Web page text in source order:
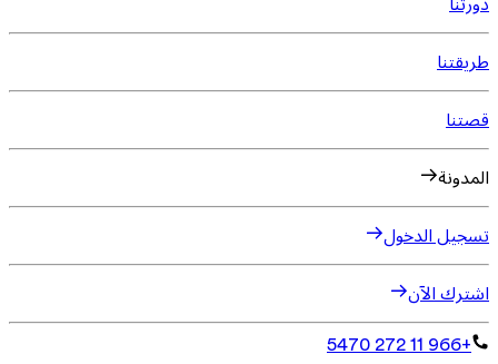
دورتنا
طريقتنا
قصتنا
المدونة
تسجيل الدخول
اشترك الآن
+966 11 272 5470